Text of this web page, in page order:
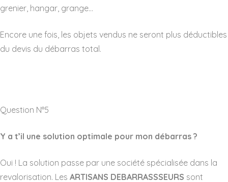
grenier, hangar, grange…
Encore une fois, les objets vendus ne seront plus déductibles
du devis du débarras total.
Question N°5
Y a t’il une solution optimale pour mon débarras ?
Oui ! La solution passe par une société spécialisée dans la
revalorisation. Les ARTISANS DEBARRASSSEURS sont